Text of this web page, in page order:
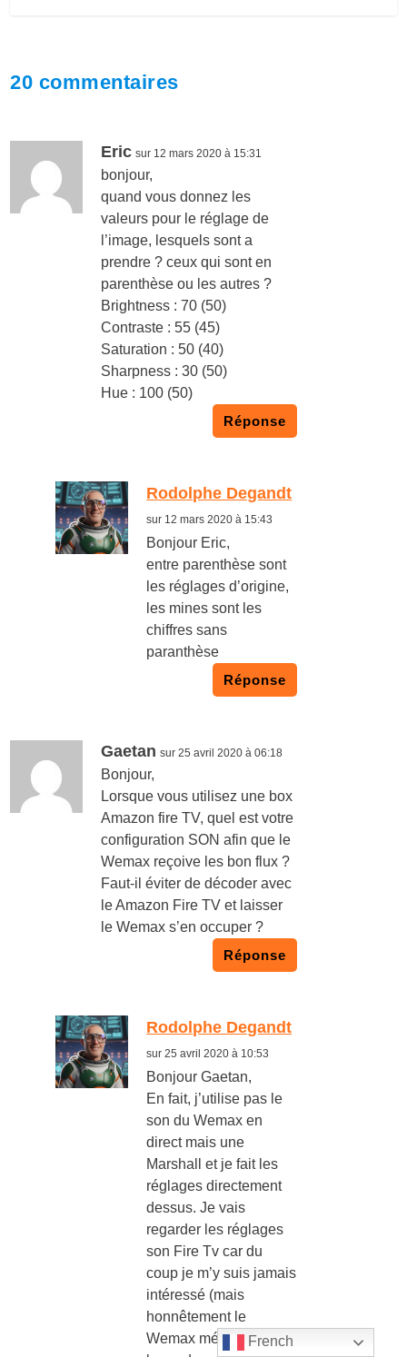
20 commentaires
Eric sur 12 mars 2020 à 15:31
bonjour,
quand vous donnez les
valeurs pour le réglage de
l’image, lesquels sont a
prendre ? ceux qui sont en
parenthèse ou les autres ?
Brightness : 70 (50)
Contraste : 55 (45)
Saturation : 50 (40)
Sharpness : 30 (50)
Hue : 100 (50)
Réponse
Rodolphe Degandt
sur 12 mars 2020 à 15:43
Bonjour Eric,
entre parenthèse sont
les réglages d’origine,
les mines sont les
chiffres sans
paranthèse
Réponse
Gaetan sur 25 avril 2020 à 06:18
Bonjour,
Lorsque vous utilisez une box
Amazon fire TV, quel est votre
configuration SON afin que le
Wemax reçoive les bon flux ?
Faut-il éviter de décoder avec
le Amazon Fire TV et laisser
le Wemax s’en occuper ?
Réponse
Rodolphe Degandt
sur 25 avril 2020 à 10:53
Bonjour Gaetan,
En fait, j’utilise pas le
son du Wemax en
direct mais une
Marshall et je fait les
réglages directement
dessus. Je vais
regarder les réglages
son Fire Tv car du
coup je m’y suis jamais
intéressé (mais
honnêtement le
Wemax mérite uneFrench